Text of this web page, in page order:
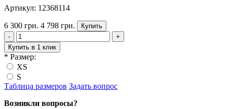
Артикул: 12368114
6 300 грн. 4 798 грн.
Купить
-
+
Купить в 1 клик
* Размер:
XS
S
Таблица размеров Задать вопрос
Возникли вопросы?